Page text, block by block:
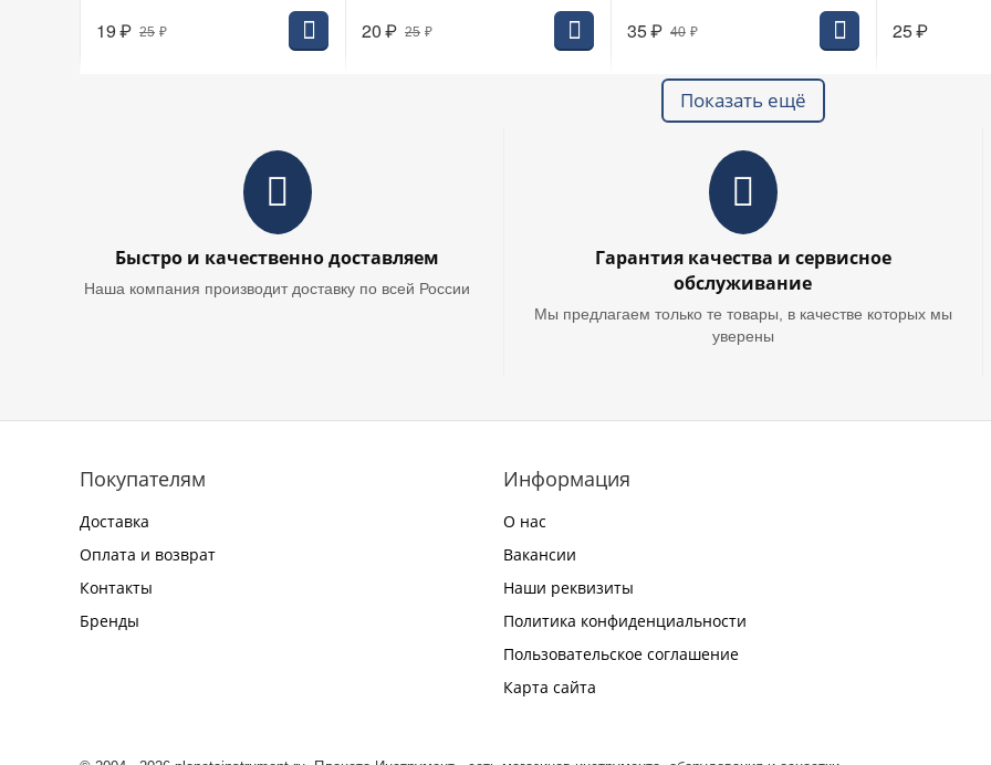
25 ₽
19₽ 25 ₽
20₽ 40 ₽
35₽ 25₽
Показать ещё
Быстро и качественно доставляем
Наша компания производит доставку по всей России
Гарантия качества и сервисное
обслуживание
Мы предлагаем только те товары, в качестве которых мы
уверены
Покупателям
Доставка
Оплата и возврат
Контакты
Бренды
Информация
О нас
Вакансии
Наши реквизиты
Политика конфиденциальности
Пользовательское соглашение
Карта сайта